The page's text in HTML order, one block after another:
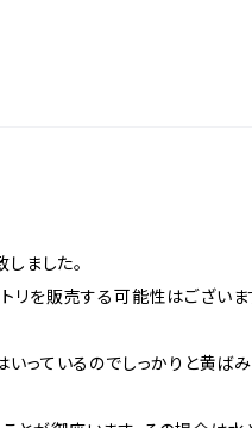
ました。
リを販売する可能性はございま
いっているのでしっかりと黄ば